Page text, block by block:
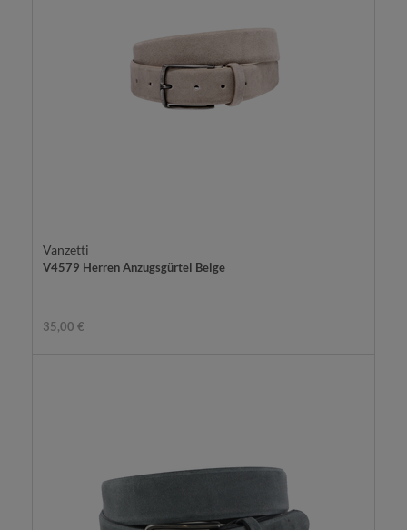
Vanzetti
V4579 Herren Anzugsgürtel Beige
35,00 €